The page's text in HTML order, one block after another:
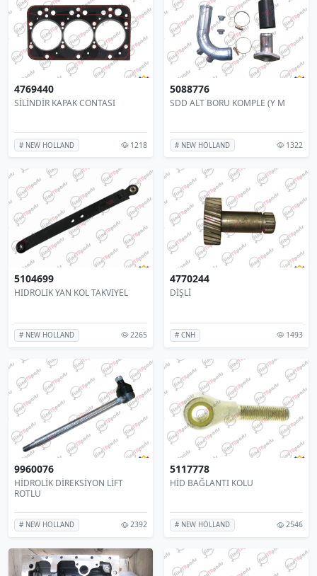
4769440
SİLİNDİR KAPAK CONTASI
# NEW HOLLAND 1218
5088776
SDD ALT BORU KOMPLE (Y M
# NEW HOLLAND 1322
5104699
HIDROLIK YAN KOL TAKVIYEL
# NEW HOLLAND 2265
4770244
DİŞLİ
# CNH 1493
9960076
HİDROLİK DİREKSİYON LİFT
ROTLU
# NEW HOLLAND 2392
5117778
HİD BAĞLANTI KOLU
# NEW HOLLAND 2546